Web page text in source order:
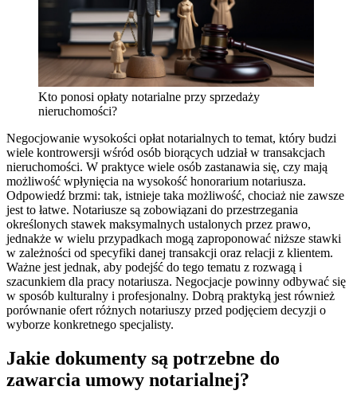
Kto ponosi opłaty notarialne przy sprzedaży
nieruchomości?
Negocjowanie wysokości opłat notarialnych to temat, który budzi
wiele kontrowersji wśród osób biorących udział w transakcjach
nieruchomości. W praktyce wiele osób zastanawia się, czy mają
możliwość wpłynięcia na wysokość honorarium notariusza.
Odpowiedź brzmi: tak, istnieje taka możliwość, chociaż nie zawsze
jest to łatwe. Notariusze są zobowiązani do przestrzegania
określonych stawek maksymalnych ustalonych przez prawo,
jednakże w wielu przypadkach mogą zaproponować niższe stawki
w zależności od specyfiki danej transakcji oraz relacji z klientem.
Ważne jest jednak, aby podejść do tego tematu z rozwagą i
szacunkiem dla pracy notariusza. Negocjacje powinny odbywać się
w sposób kulturalny i profesjonalny. Dobrą praktyką jest również
porównanie ofert różnych notariuszy przed podjęciem decyzji o
wyborze konkretnego specjalisty.
Jakie dokumenty są potrzebne do
zawarcia umowy notarialnej?